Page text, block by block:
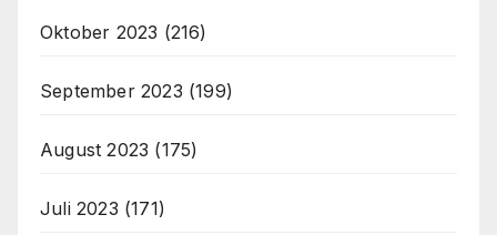
Oktober 2023 (216)
September 2023 (199)
August 2023 (175)
Juli 2023 (171)